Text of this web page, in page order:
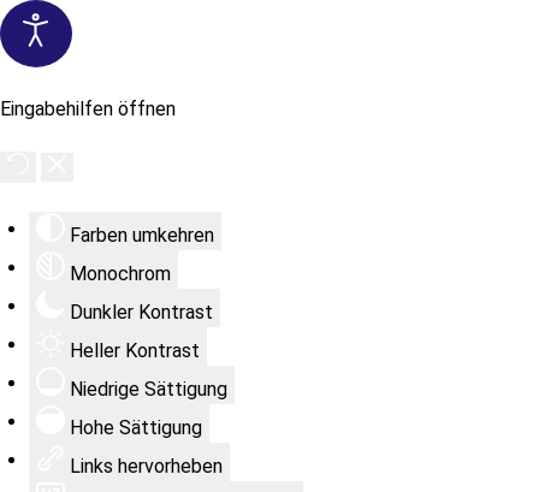
Eingabehilfen öffnen
Farben umkehren
Monochrom
Dunkler Kontrast
Heller Kontrast
Niedrige Sättigung
Hohe Sättigung
Links hervorheben